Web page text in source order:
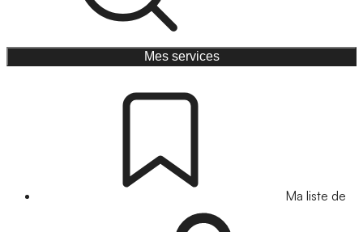
Mes services
Ma liste de